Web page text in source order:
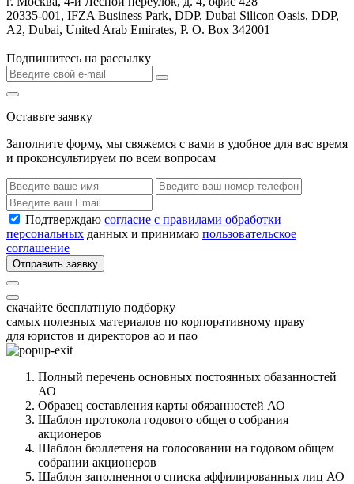
20335-001, IFZA Business Park, DDP, Dubai Silicon Oasis, DDP,
A2, Dubai, United Arab Emirates, P. O. Box 342001
Подпишитесь на рассылку
Оставьте заявку
Заполните форму, мы свяжемся с вами в удобное для вас время
и проконсультируем по всем вопросам
Подтверждаю согласие с правилами обработки
персональных данных и принимаю пользовательское
соглашение
Отправить заявку
скачайте бесплатную подборку
самых полезных материалов по корпоративному праву
для юристов и директоров ао и пао
Полный перечень основных постоянных обазанностей
АО
Образец составления карты обязанностей АО
Шаблон протокола годового общего собрания
акционеров
Шаблон бюллетеня на голосовании на годовом общем
собрании акционеров
Шаблон заполненного списка аффилированных лиц АО